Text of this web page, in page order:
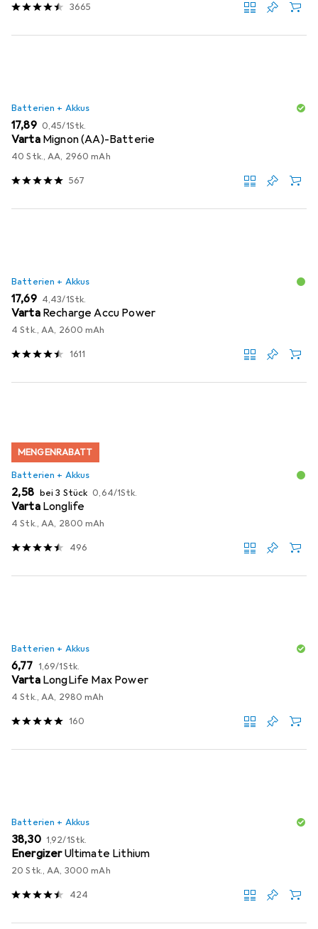
3665
Batterien + Akkus
EUR
17,89 EUR
0,45/1Stk.
Varta Mignon (AA)-Batterie
40 Stk., AA, 2960 mAh
567
Batterien + Akkus
EUR
17,69 EUR
4,43/1Stk.
Varta Recharge Accu Power
4 Stk., AA, 2600 mAh
1611
MENGENRABATT
Batterien + Akkus
EUR
2,58 bei 3 Stück EUR
0,64/1Stk.
Varta Longlife
4 Stk., AA, 2800 mAh
496
Batterien + Akkus
EUR
6,77 EUR
1,69/1Stk.
Varta LongLife Max Power
4 Stk., AA, 2980 mAh
160
Batterien + Akkus
EUR
38,30 EUR
1,92/1Stk.
EnergizerUltimate Lithium
20 Stk., AA, 3000 mAh
424